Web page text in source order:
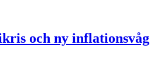
och ny inflationsvåg